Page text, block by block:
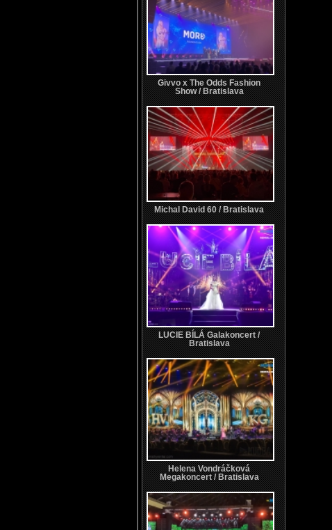
Givvo x The Odds Fashion
Show / Bratislava
Michal David 60 / Bratislava
LUCIE BÍLÁ Galakoncert /
Bratislava
Helena Vondráčková
Megakoncert / Bratislava